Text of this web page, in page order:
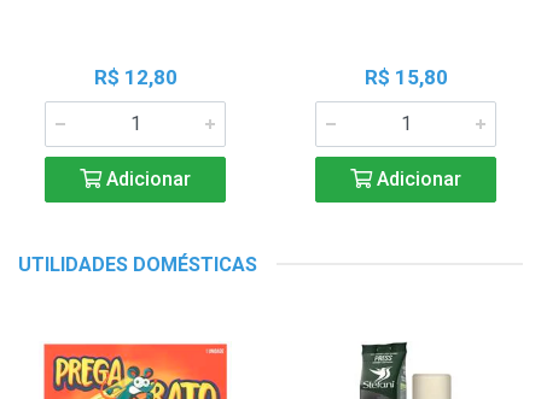
R$ 12,80
Adicionar
R$ 15,80
Adicionar
UTILIDADES DOMÉSTICAS